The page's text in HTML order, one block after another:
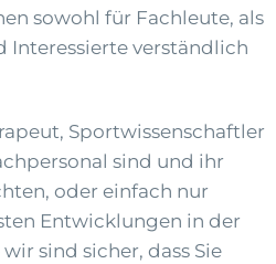
sowohl für Fachleute, als
Interessierte verständlich
Sportwissenschaftler
sind und ihr
oder einfach nur
Entwicklungen in der
sind sicher, dass Sie